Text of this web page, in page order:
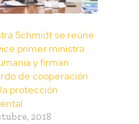
Schmidt se reúne
primer ministra
y firman
de cooperación
protección
2018